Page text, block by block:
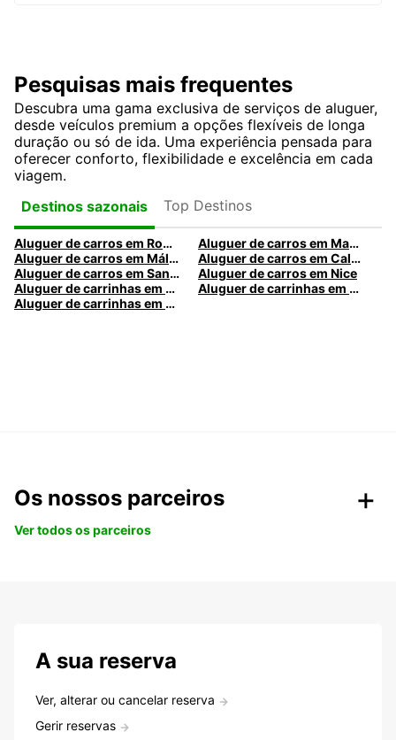
Pesquisas mais frequentes
Descubra uma gama exclusiva de serviços de aluguer,
desde veículos premium a opções flexíveis de longa
duração ou só de ida. Uma experiência pensada para
oferecer conforto, flexibilidade e excelência em cada
viagem.
Destinos sazonais
Top Destinos
Aluguer de carros em Roma
Aluguer de carros em Madrid
Aluguer de carros em Málaga
Aluguer de carros em Caldas da Rainha
Aluguer de carros em Santa Maria da Feira
Aluguer de carros em Nice
Aluguer de carrinhas em Nice
Aluguer de carrinhas em Santa Maria da Feira
Aluguer de carrinhas em Caldas da Rainha
Os nossos parceiros
Ver todos os parceiros
A sua reserva
Ver, alterar ou cancelar reserva
Gerir reservas